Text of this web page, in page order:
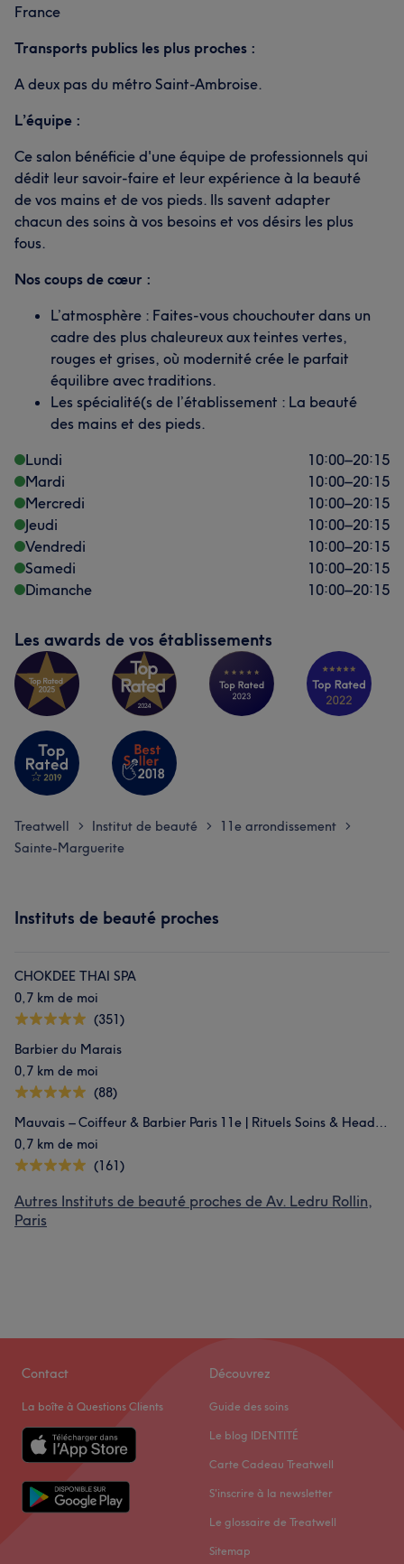
France
Transports publics les plus proches :
A deux pas du métro Saint-Ambroise.
L’équipe :
Ce salon bénéficie d'une équipe de professionnels qui
dédit leur savoir-faire et leur expérience à la beauté
de vos mains et de vos pieds. Ils savent adapter
chacun des soins à vos besoins et vos désirs les plus
fous.
Nos coups de cœur :
L’atmosphère : Faites-vous chouchouter dans un
cadre des plus chaleureux aux teintes vertes,
rouges et grises, où modernité crée le parfait
équilibre avec traditions.
Les spécialité(s de l’établissement : La beauté
des mains et des pieds.
Lundi
10:00–20:15
Mardi
10:00–20:15
Mercredi
10:00–20:15
Jeudi
10:00–20:15
Vendredi
10:00–20:15
Samedi
10:00–20:15
Dimanche
10:00–20:15
Les awards de vos établissements
Treatwell > Institut de beauté > 11e arrondissement >
Sainte-Marguerite
Instituts de beauté proches
CHOKDEE THAI SPA
0,7 km de moi
(351)
Barbier du Marais
0,7 km de moi
(88)
Mauvais – Coiffeur & Barbier Paris 11e | Rituels Soins & Head Spa
0,7 km de moi
(161)
Autres Instituts de beauté proches de Av. Ledru Rollin,
Paris
Contact
La boîte à Questions Clients
Découvrez
Guide des soins
Le blog IDENTITÉ
Carte Cadeau Treatwell
S'inscrire à la newsletter
Le glossaire de Treatwell
Sitemap